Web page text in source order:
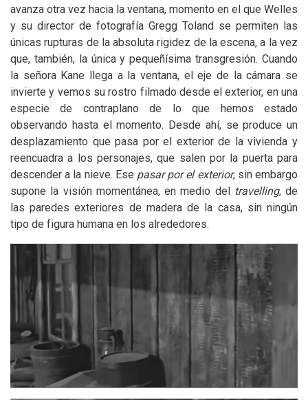
avanza otra vez hacia la ventana, momento en el que Welles
y su director de fotografía Gregg Toland se permiten las
únicas rupturas de la absoluta rigidez de la escena, a la vez
que, también, la única y pequeñísima transgresión. Cuando
la señora Kane llega a la ventana, el eje de la cámara se
invierte y vemos su rostro filmado desde el exterior, en una
especie de contraplano de lo que hemos estado
observando hasta el momento. Desde ahí, se produce un
desplazamiento que pasa por el exterior de la vivienda y
reencuadra a los personajes, que salen por la puerta para
descender a la nieve. Ese pasar por el exterior, sin embargo
supone la visión momentánea, en medio del travelling, de
las paredes exteriores de madera de la casa, sin ningún
tipo de figura humana en los alrededores.